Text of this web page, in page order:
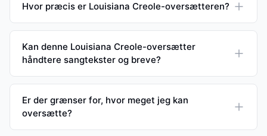
Hvor præcis er Louisiana Creole-oversætteren?
Kan denne Louisiana Creole-oversætter
håndtere sangtekster og breve?
Er der grænser for, hvor meget jeg kan
oversætte?